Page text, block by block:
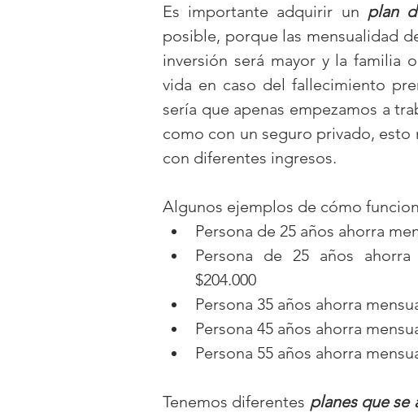
Es importante adquirir un plan
posible, porque las mensualidad
inversión será mayor y la familia
vida en caso del fallecimiento
sería que apenas empezamos a
como con un seguro privado,
con diferentes ingresos.
Algunos ejemplos de cómo
Persona de 25 años ahorra
Persona de 25 años
$204.000
Persona 35 años ahorra
Persona 45 años ahorra
Persona 55 años ahorra
Tenemos diferentes planes que se